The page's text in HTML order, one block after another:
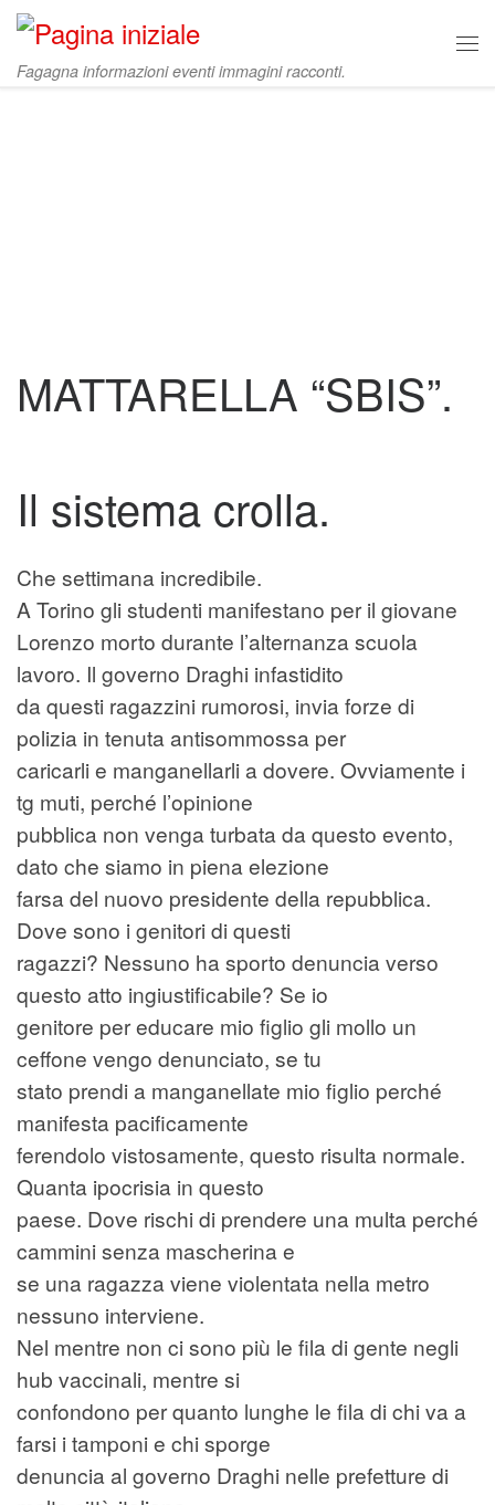
Skip to content
Fagagna informazioni eventi immagini racconti.
MATTARELLA “SBIS”.
Il sistema crolla.
Che settimana incredibile.
A Torino gli studenti manifestano per il giovane
Lorenzo morto durante l’alternanza scuola
lavoro. Il governo Draghi infastidito
da questi ragazzini rumorosi, invia forze di
polizia in tenuta antisommossa per
caricarli e manganellarli a dovere. Ovviamente i
tg muti, perché l’opinione
pubblica non venga turbata da questo evento,
dato che siamo in piena elezione
farsa del nuovo presidente della repubblica.
Dove sono i genitori di questi
ragazzi? Nessuno ha sporto denuncia verso
questo atto ingiustificabile? Se io
genitore per educare mio figlio gli mollo un
ceffone vengo denunciato, se tu
stato prendi a manganellate mio figlio perché
manifesta pacificamente
ferendolo vistosamente, questo risulta normale.
Quanta ipocrisia in questo
paese. Dove rischi di prendere una multa perché
cammini senza mascherina e
se una ragazza viene violentata nella metro
nessuno interviene.
Nel mentre non ci sono più le fila di gente negli
hub vaccinali, mentre si
confondono per quanto lunghe le fila di chi va a
farsi i tamponi e chi sporge
denuncia al governo Draghi nelle prefetture di